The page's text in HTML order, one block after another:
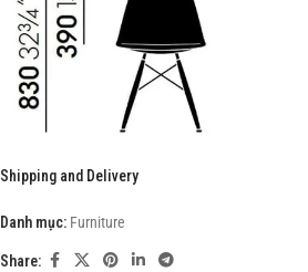
Shipping and Delivery
Danh mục: Furniture
Share: